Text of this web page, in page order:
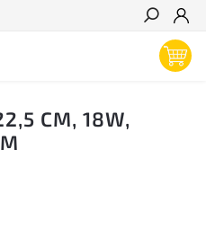
Hľadať
CM, 18W,